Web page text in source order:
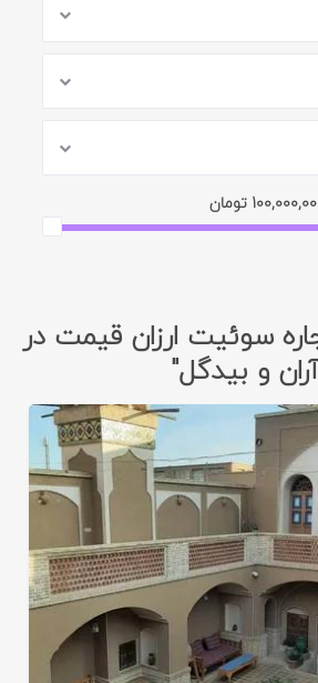
سوئیت ارزان قیمت در
و بیدگل"